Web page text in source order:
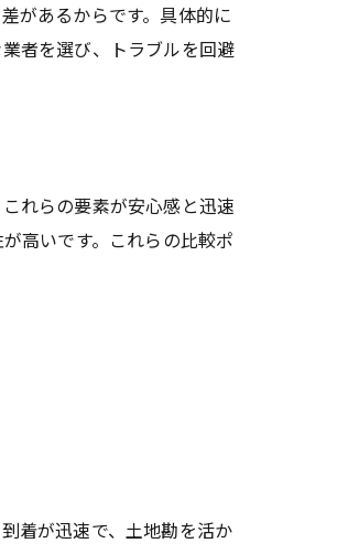
があるからです。具体的に
者を選び、トラブルを回避
れらの要素が安心感と迅速
高いです。これらの比較ポ
着が迅速で、土地勘を活か